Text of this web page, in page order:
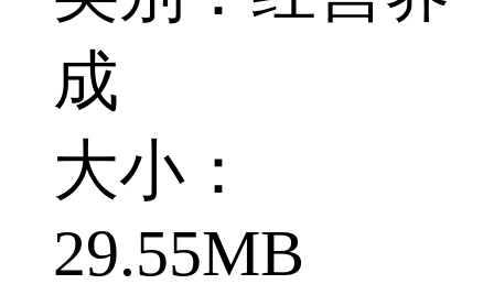
成
大小：
29.55MB